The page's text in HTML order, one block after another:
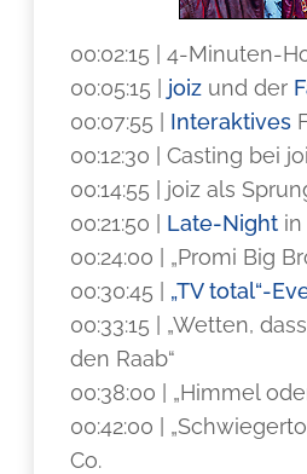
00:02:15 | 4-Minuten-
00:05:15 | joiz und der
00:07:55 | Interaktives
00:12:30 | Casting bei
00:14:55 | joiz als
00:21:50 | Late-Night
00:24:00 | „Promi Big
00:30:45 |
„TV total“-
00:33:15 | „Wetten,
den Raab“
00:38:00 | „Himmel
00:42:00 |
Co.